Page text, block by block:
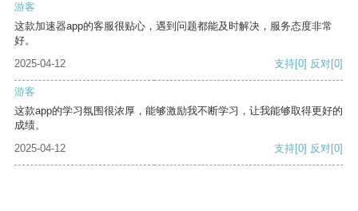
游客
这款加速器app的客服很贴心，遇到问题都能及时解决，服务态度非常
好。
2025-04-12
支持[0] 反对[0]
游客
这款app的学习氛围很浓厚，能够激励我不断学习，让我能够取得更好的
成绩。
2025-04-12
支持[0] 反对[0]